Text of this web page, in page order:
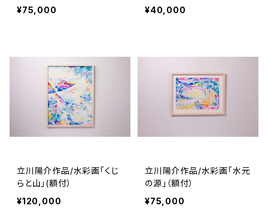
¥75,000
¥40,000
立川陽介作品/水彩画「くじ
らと山」(額付）
¥120,000
立川陽介作品/水彩画「水元
の源」（額付）
¥75,000